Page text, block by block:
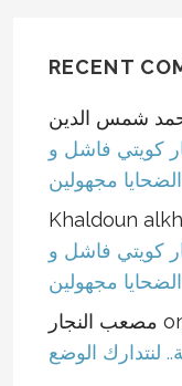
RECENT
شمس الدين
كويتي فاشل و
Khaldoun
كويتي فاشل و
مصعب النجار
لنتدارك الوضع